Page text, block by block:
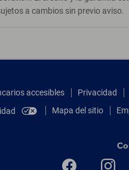
a cambios sin previo aviso.
accesibles Privacidad
Mapa del sitio